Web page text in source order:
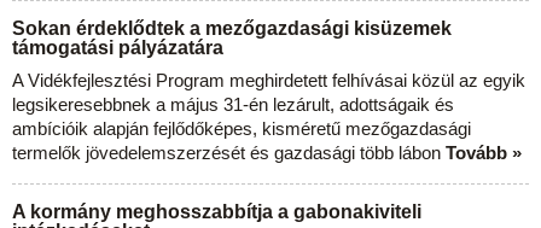
Sokan érdeklődtek a mezőgazdasági kisüzemek
támogatási pályázatára
A Vidékfejlesztési Program meghirdetett felhívásai közül az egyik
legsikeresebbnek a május 31-én lezárult, adottságaik és
ambícióik alapján fejlődőképes, kisméretű mezőgazdasági
termelők jövedelemszerzését és gazdasági több lábon Tovább »
A kormány meghosszabbítja a gabonakiviteli